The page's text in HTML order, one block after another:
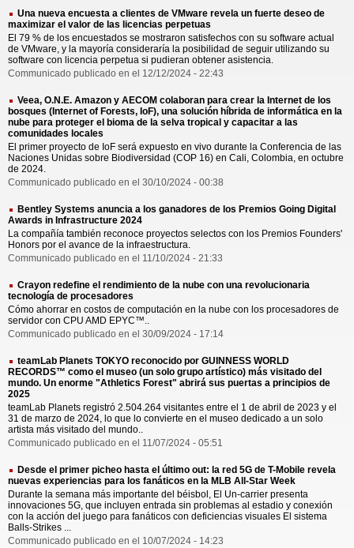
Una nueva encuesta a clientes de VMware revela un fuerte deseo de
maximizar el valor de las licencias perpetuas
El 79 % de los encuestados se mostraron satisfechos con su software actual
de VMware, y la mayoría consideraría la posibilidad de seguir utilizando su
software con licencia perpetua si pudieran obtener asistencia.
Communicado publicado en el 12/12/2024 - 22:43
Veea, O.N.E. Amazon y AECOM colaboran para crear la Internet de los
bosques (Internet of Forests, IoF), una solución híbrida de informática en la
nube para proteger el bioma de la selva tropical y capacitar a las
comunidades locales
El primer proyecto de IoF será expuesto en vivo durante la Conferencia de las
Naciones Unidas sobre Biodiversidad (COP 16) en Cali, Colombia, en octubre
de 2024.
Communicado publicado en el 30/10/2024 - 00:38
Bentley Systems anuncia a los ganadores de los Premios Going Digital
Awards in Infrastructure 2024
La compañía también reconoce proyectos selectos con los Premios Founders'
Honors por el avance de la infraestructura.
Communicado publicado en el 11/10/2024 - 21:33
Crayon redefine el rendimiento de la nube con una revolucionaria
tecnología de procesadores
Cómo ahorrar en costos de computación en la nube con los procesadores de
servidor con CPU AMD EPYC™..
Communicado publicado en el 30/09/2024 - 17:14
teamLab Planets TOKYO reconocido por GUINNESS WORLD
RECORDS™ como el museo (un solo grupo artístico) más visitado del
mundo. Un enorme "Athletics Forest" abrirá sus puertas a principios de
2025
teamLab Planets registró 2.504.264 visitantes entre el 1 de abril de 2023 y el
31 de marzo de 2024, lo que lo convierte en el museo dedicado a un solo
artista más visitado del mundo..
Communicado publicado en el 11/07/2024 - 05:51
Desde el primer picheo hasta el último out: la red 5G de T-Mobile revela
nuevas experiencias para los fanáticos en la MLB All-Star Week
Durante la semana más importante del béisbol, El Un-carrier presenta
innovaciones 5G, que incluyen entrada sin problemas al estadio y conexión
con la acción del juego para fanáticos con deficiencias visuales El sistema
Balls-Strikes ...
Communicado publicado en el 10/07/2024 - 14:23